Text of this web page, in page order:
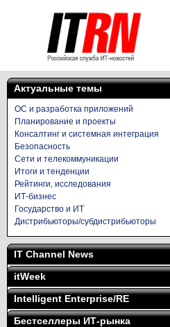
Актуальные темы
ОС и разработка приложений
Планирование и проекты
Консалтинг и системная интеграция
Безопасность
Сети и телекоммуникации
Итоги и тенденции
Рейтинги, исследования
ИТ-бизнес
Государство и ИТ
Дистрибьюторы/субдистрибьюторы
IT Channel News
itWeek
Intelligent Enterprise/RE
Бестселлеры ИТ-рынка